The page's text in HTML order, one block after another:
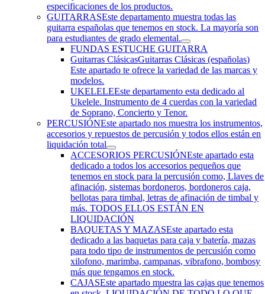
especificaciones de los productos.
GUITARRASEste departamento muestra todas las
guitarra españolas que tenemos en stock. La mayoría son
para estudiantes de grado elemental.
FUNDAS ESTUCHE GUITARRA
Guitarras ClásicasGuitarras Clásicas (españolas)
Este apartado te ofrece la variedad de las marcas y
modelos.
UKELELEEste departamento esta dedicado al
Ukelele. Instrumento de 4 cuerdas con la variedad
de Soprano, Concierto y Tenor.
PERCUSIÓNEste apartado nos muestra los instrumentos,
accesorios y repuestos de percusión y todos ellos están en
liquidación total
ACCESORIOS PERCUSIÓNEste apartado esta
dedicado a todos los accesorios pequeños que
tenemos en stock para la percusión como, Llaves de
afinación, sistemas bordoneros, bordoneros caja,
bellotas para timbal, letras de afinación de timbal y
más. TODOS ELLOS ESTÁN EN
LIQUIDACIÓN
BAQUETAS Y MAZASEste apartado esta
dedicado a las baquetas para caja y batería, mazas
para todo tipo de instrumentos de percusión como
xilofono, marimba, campanas, vibrafono, bombosy
más que tengamos en stock.
CAJASEste apartado muestra las cajas que tenemos